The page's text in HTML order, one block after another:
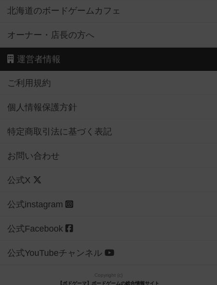
北海道のボードゲームカフェ
オーナー・店長の方へ
運営者情報
ご利用規約
個人情報保護方針
特定商取引法に基づく表記
お問い合わせ
公式X
公式instagram
公式Facebook
公式YouTubeチャンネル
Copyright (c)
【ボドゲーマ】ボードゲームの総合情報サイト